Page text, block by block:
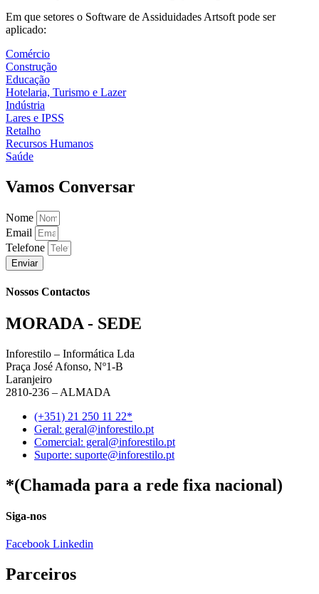
Em que setores o Software de Assiduidades Artsoft pode ser
aplicado:
Comércio
Construção
Educação
Hotelaria, Turismo e Lazer
Indústria
Lares e IPSS
Retalho
Recursos Humanos
Saúde
Vamos Conversar
Nome
Email
Telefone
Enviar
Nossos Contactos
MORADA - SEDE
Inforestilo – Informática Lda
Praça José Afonso, Nº1-B
Laranjeiro
2810-236 – ALMADA
(+351) 21 250 11 22*
Geral: geral@inforestilo.pt
Comercial: geral@inforestilo.pt
Suporte: suporte@inforestilo.pt
*(Chamada para a rede fixa nacional)
Siga-nos
Facebook Linkedin
Parceiros